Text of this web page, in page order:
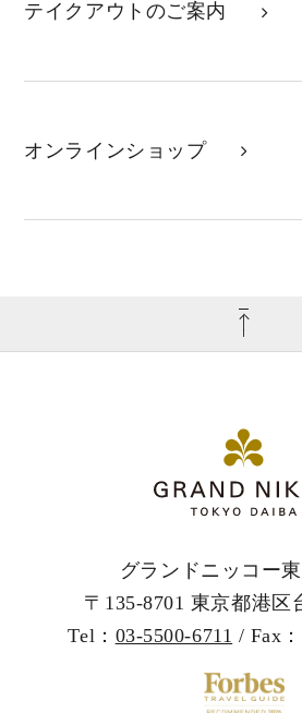
テイクアウトのご案内
オンラインショップ
グランドニッコー
〒135-8701 東京都港区
Tel： 03-5500-6711 / Fax